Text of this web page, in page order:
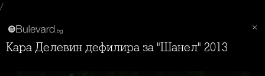
/
Кара Делевин дефилира за "Шанел" 2013